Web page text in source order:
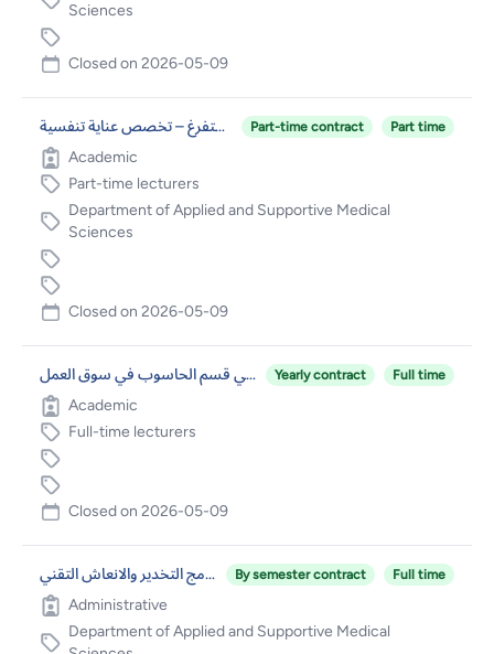
Sciences
Closed on 2026-05-09
عضو هيئة تدريس متفرغ – تخصص عناية تنفسية Part-time contract Part time
Academic
Part-time lecturers
Department of Applied and Supportive Medical
Sciences
Closed on 2026-05-09
عضو هيئة تدريس متفرغ في قسم الحاسوب في سوق العمل Yearly contract Full time
Academic
Full-time lecturers
Closed on 2026-05-09
فني مختبر/ برنامج التخدير والانعاش التقني By semester contract Full time
Administrative
Department of Applied and Supportive Medical